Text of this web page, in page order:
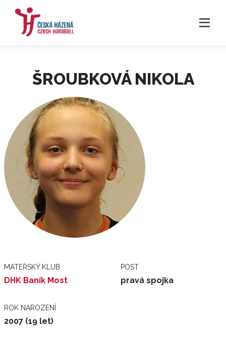
ŠROUBKOVÁ NIKOLA
MATEŘSKÝ KLUB
DHK Baník Most
POST
pravá spojka
ROK NAROZENÍ
2007 (19 let)